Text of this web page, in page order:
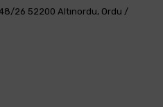
26 52200 Altınordu, Ordu /